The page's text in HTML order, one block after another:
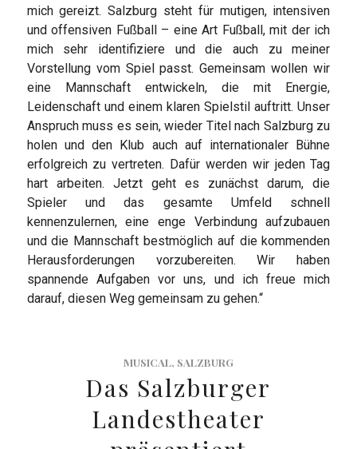
mich gereizt. Salzburg steht für mutigen, intensiven
und offensiven Fußball – eine Art Fußball, mit der ich
mich sehr identifiziere und die auch zu meiner
Vorstellung vom Spiel passt. Gemeinsam wollen wir
eine Mannschaft entwickeln, die mit Energie,
Leidenschaft und einem klaren Spielstil auftritt. Unser
Anspruch muss es sein, wieder Titel nach Salzburg zu
holen und den Klub auch auf internationaler Bühne
erfolgreich zu vertreten. Dafür werden wir jeden Tag
hart arbeiten. Jetzt geht es zunächst darum, die
Spieler und das gesamte Umfeld schnell
kennenzulernen, eine enge Verbindung aufzubauen
und die Mannschaft bestmöglich auf die kommenden
Herausforderungen vorzubereiten. Wir haben
spannende Aufgaben vor uns, und ich freue mich
darauf, diesen Weg gemeinsam zu gehen.“
MUSICAL, SALZBURG
Das Salzburger
Landestheater